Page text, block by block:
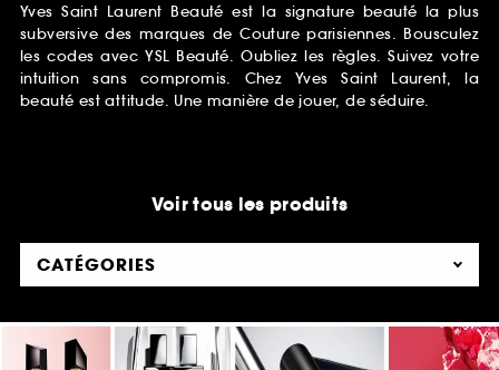
Yves Saint Laurent Beauté est la signature beauté la plus
subversive des marques de Couture parisiennes. Bousculez
les codes avec YSL Beauté. Oubliez les règles. Suivez votre
intuition sans compromis. Chez Yves Saint Laurent, la
beauté est attitude. Une manière de jouer, de séduire.
Voir tous les produits
CATÉGORIES